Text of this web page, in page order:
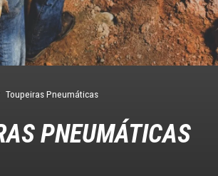
Toupeiras Pneumáticas
PNEUMÁTICAS